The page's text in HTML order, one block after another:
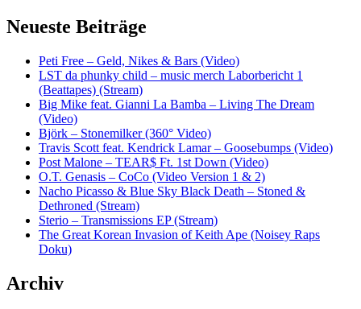
Neueste Beiträge
Peti Free – Geld, Nikes & Bars (Video)
LST da phunky child – music merch Laborbericht 1
(Beattapes) (Stream)
Big Mike feat. Gianni La Bamba – Living The Dream
(Video)
Björk – Stonemilker (360° Video)
Travis Scott feat. Kendrick Lamar – Goosebumps (Video)
Post Malone – TEAR$ Ft. 1st Down (Video)
O.T. Genasis – CoCo (Video Version 1 & 2)
Nacho Picasso & Blue Sky Black Death – Stoned &
Dethroned (Stream)
Sterio – Transmissions EP (Stream)
The Great Korean Invasion of Keith Ape (Noisey Raps
Doku)
Archiv